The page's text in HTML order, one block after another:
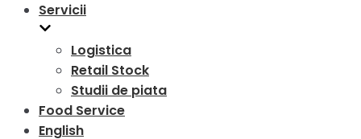
Servicii
Logistica
Retail Stock
Studii de piata
Food Service
English